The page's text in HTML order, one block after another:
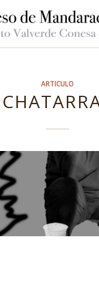
ARTICULO